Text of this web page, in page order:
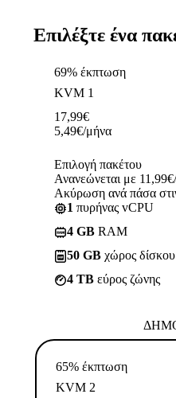
Επιλέξτε ένα
69% έκπτωση
KVM 1
17,99€
5,49€/μήνα
Επιλογή πακέτου
Ανανεώνεται με
Ακύρωση ανά πάσα
1 πυρήνας vCPU
4 GB RAM
50 GB χώρος
4 TB εύρος ζώνης
65% έκπτωση
KVM 2